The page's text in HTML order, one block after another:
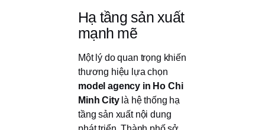
Hạ tầng sản xuất
mạnh mẽ
Một lý do quan trọng khiến
thương hiệu lựa chọn
model agency in Ho Chi
Minh Citylà hệ thống hạ
tầng sản xuất nội dung